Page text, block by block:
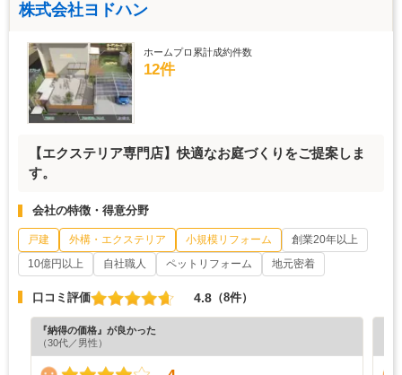
株式会社ヨドハン
ホームプロ累計成約件数
12件
【エクステリア専門店】快適なお庭づくりをご提案しま
す。
会社の特徴・得意分野
戸建 外構・エクステリア 小規模リフォーム
創業20年以上
10億円以上
自社職人 ペットリフォーム 地元密着
口コミ評価 4.8 （8件）
『納得の価格』が良かった
（30代／男性）